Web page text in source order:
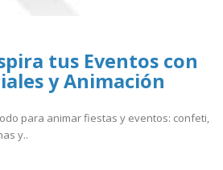
tus Eventos con
y Animación
para animar fiestas y eventos: confeti,
y..